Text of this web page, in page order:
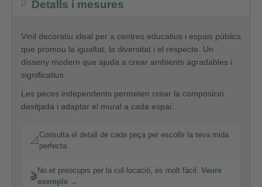
Detalls i mesures
Vinil decoratiu ideal per a centres educatius i espais públics
que promou la igualtat, la diversitat i el respecte. Un
disseny modern que ajuda a crear ambients agradables i
significatius.
Les peces independents permeten crear la composició
desitjada i adaptar el mural a cada espai.
📐
Consulta el detall de cada peça per escollir la teva mida
perfecta.
🎬
No et preocupis per la col·locació, és molt fàcil. Veure
exemple →